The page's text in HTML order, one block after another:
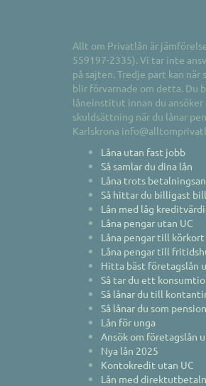
Allt om Privatlån är
559197-2335). Vi tar inte
på sajten. Tredje part kan
blir förvarnade om detta. Du
låneinstitut innan du
skuldsättning när du lånar
Karlskrona
Låna utan fast jobb
Så samlar du dina lån
Låna trots
Så hittar du billigast
Lån med låg
Låna pengar utan UC
Låna pengar till körkort
Låna pengar till
Hitta bäst företagslån
Så tar du ett
Så lånar du till
Så lånar du som
Lån för unga
Ansök om företagslån
Nya lån 2025
Kontokredit utan UC
Lån med